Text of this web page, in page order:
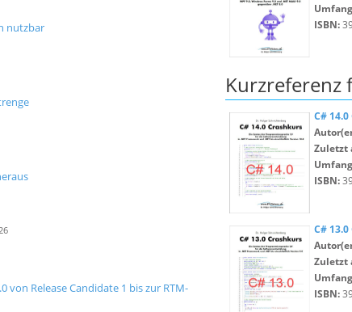
nutzbar
von Release Candidate 1 bis zur RTM-
ISBN:
Kurzreferenz
C#
Zuletzt
ISBN:
C#
Zuletzt
ISBN: